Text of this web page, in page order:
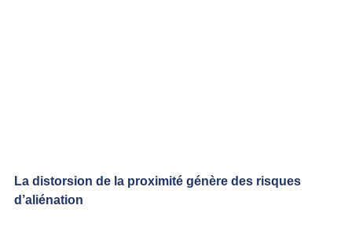
La distorsion de la proximité génère des risques
d’aliénation